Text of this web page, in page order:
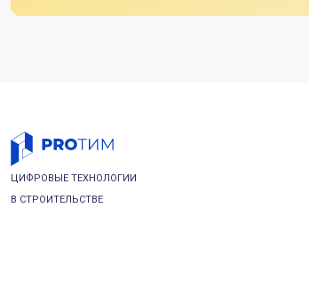
ЦИФРОВЫЕ ТЕХНОЛОГИИ
В СТРОИТЕЛЬСТВЕ